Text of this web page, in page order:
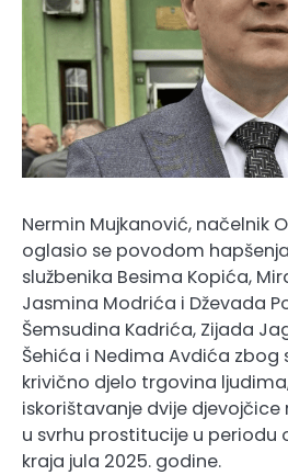
Nermin Mujkanović, načelnik
oglasio se povodom
službenika Besima Kopića,
Jasmina Modrića i Dževada
Šemsudina Kadrića, Zijada
Šehića i Nedima Avdića zbog
krivično djelo trgovina
iskorištavanje dvije
u svrhu prostitucije u periodu
kraja jula 2025. godine.